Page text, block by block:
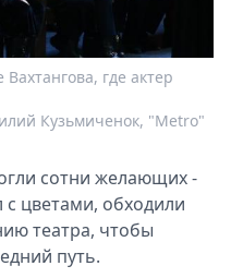
где актер
Кузьмиченок, "Metro"
сотни желающих -
цветами, обходили
театра, чтобы
путь.